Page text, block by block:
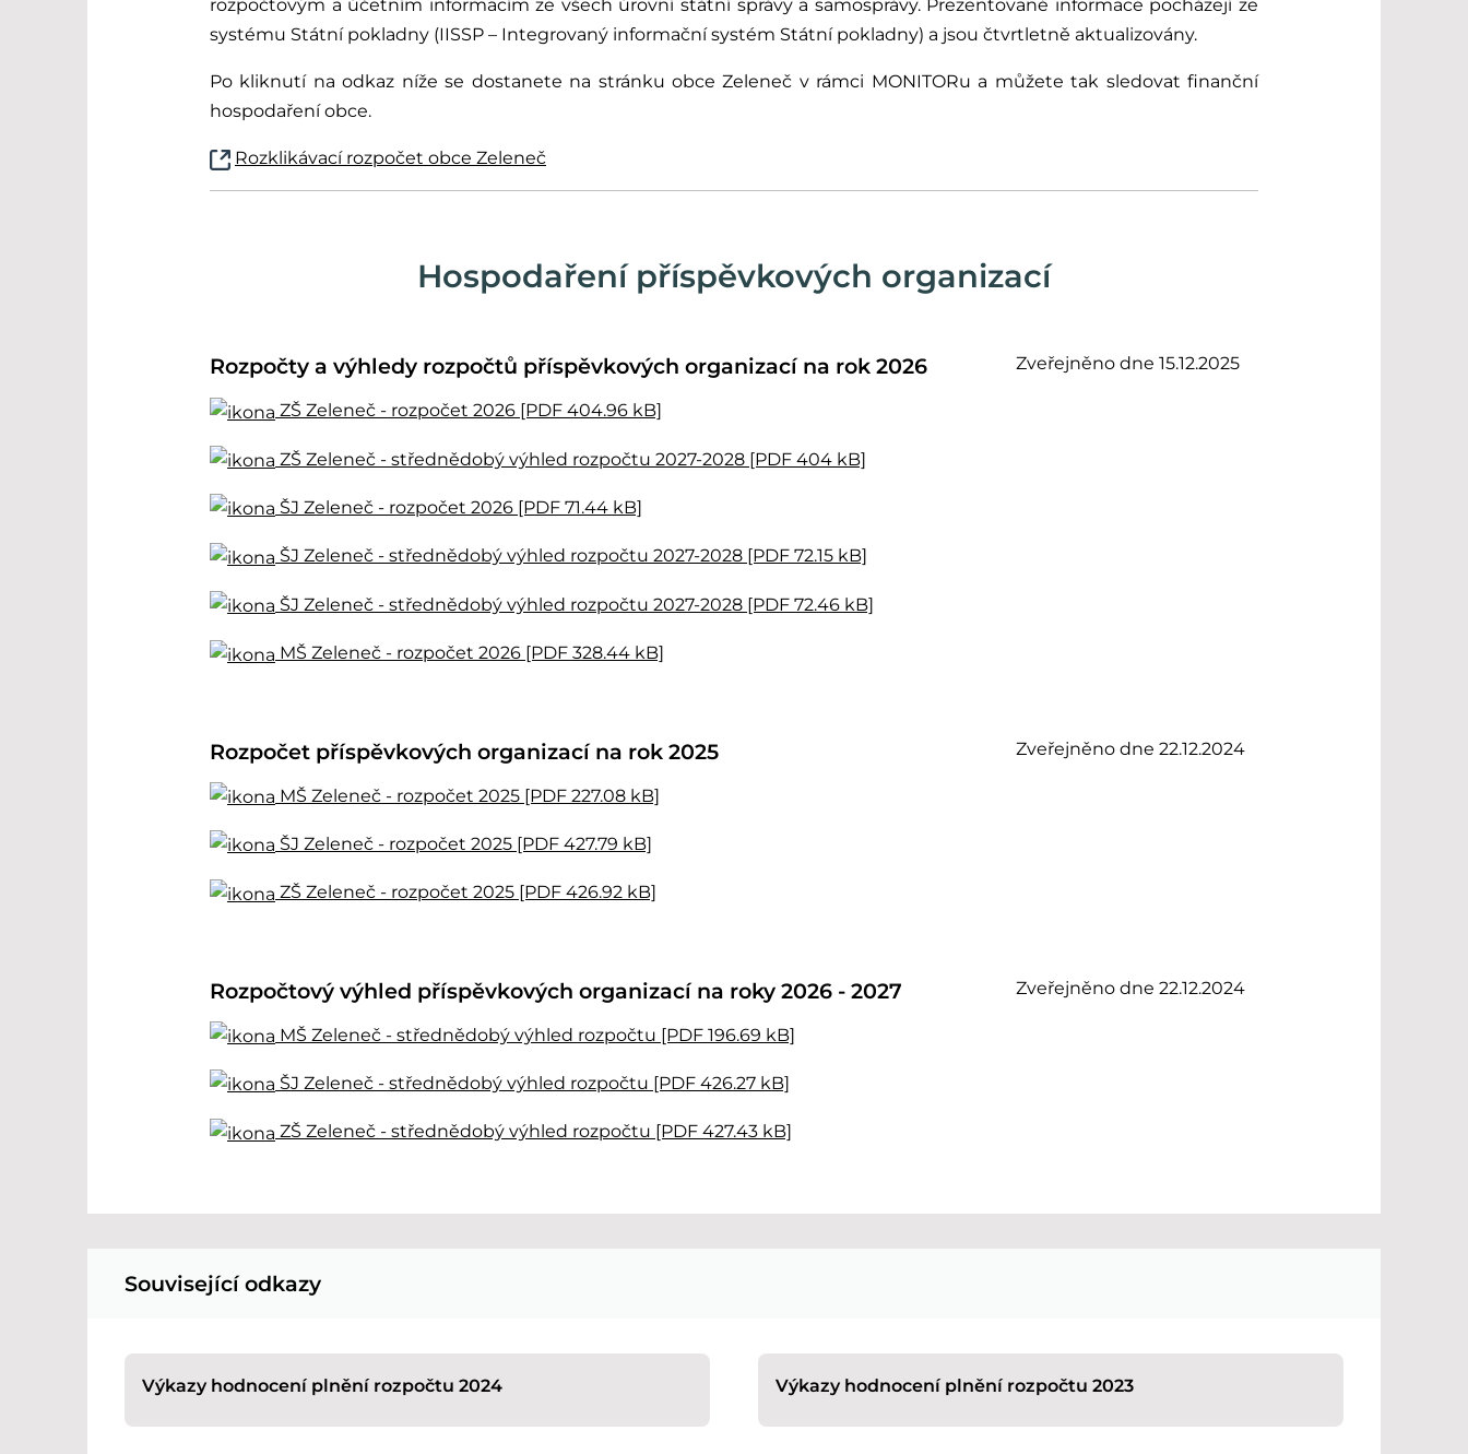
rozpočtovým a účetním informacím ze všech úrovní státní správy a samosprávy. Prezentované informace pocházejí ze
systému Státní pokladny (IISSP – Integrovaný informační systém Státní pokladny) a jsou čtvrtletně aktualizovány.
Po kliknutí na odkaz níže se dostanete na stránku obce Zeleneč v rámci MONITORu a můžete tak sledovat finanční
hospodaření obce.
Rozklikávací rozpočet obce Zeleneč
Hospodaření příspěvkových organizací
Rozpočty a výhledy rozpočtů příspěvkových organizací na rok 2026 Zveřejněno dne 15.12.2025
ZŠ Zeleneč - rozpočet 2026 [PDF 404.96 kB]
ZŠ Zeleneč - střednědobý výhled rozpočtu 2027-2028 [PDF 404 kB]
ŠJ Zeleneč - rozpočet 2026 [PDF 71.44 kB]
ŠJ Zeleneč - střednědobý výhled rozpočtu 2027-2028 [PDF 72.15 kB]
ŠJ Zeleneč - střednědobý výhled rozpočtu 2027-2028 [PDF 72.46 kB]
MŠ Zeleneč - rozpočet 2026 [PDF 328.44 kB]
Rozpočet příspěvkových organizací na rok 2025 Zveřejněno dne 22.12.2024
MŠ Zeleneč - rozpočet 2025 [PDF 227.08 kB]
ŠJ Zeleneč - rozpočet 2025 [PDF 427.79 kB]
ZŠ Zeleneč - rozpočet 2025 [PDF 426.92 kB]
Rozpočtový výhled příspěvkových organizací na roky 2026 - 2027 Zveřejněno dne 22.12.2024
MŠ Zeleneč - střednědobý výhled rozpočtu [PDF 196.69 kB]
ŠJ Zeleneč - střednědobý výhled rozpočtu [PDF 426.27 kB]
ZŠ Zeleneč - střednědobý výhled rozpočtu [PDF 427.43 kB]
Související odkazy
Výkazy hodnocení plnění rozpočtu 2024 Výkazy hodnocení plnění rozpočtu 2023